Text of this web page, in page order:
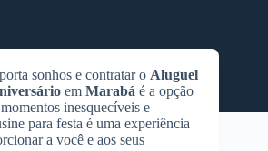
sonhos e contratar o Aluguel
em Marabá é a opção
inesquecíveis e
para festa é uma experiência
a você e aos seus